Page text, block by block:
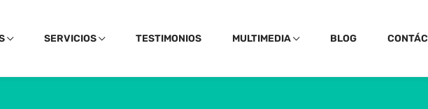
SERVICIOS TESTIMONIOS MULTIMEDIA BLOG